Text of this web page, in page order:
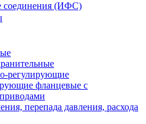
соединения (ИФС)
регулирующие
фланцевые с
перепада давления, расхода